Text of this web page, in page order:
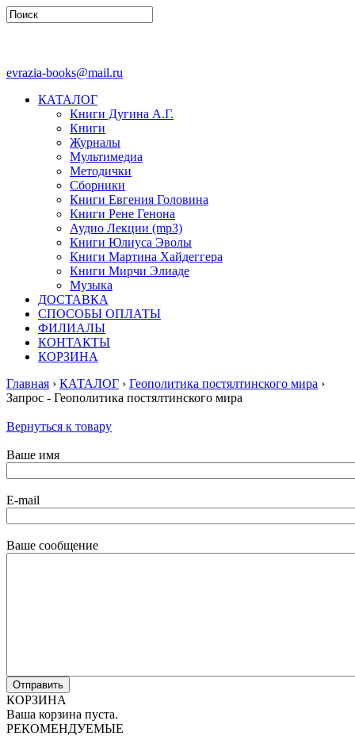
evrazia-books@mail.ru
КАТАЛОГ
Книги Дугина А.Г.
Книги
Журналы
Мультимедиа
Методички
Сборники
Книги Евгения Головина
Книги Рене Генона
Аудио Лекции (mp3)
Книги Юлиуса Эволы
Книги Мартина Хайдеггера
Книги Мирчи Элиаде
Музыка
ДОСТАВКА
СПОСОБЫ ОПЛАТЫ
ФИЛИАЛЫ
КОНТАКТЫ
КОРЗИНА
Главная › КАТАЛОГ › Геополитика постялтинского мира ›
Запрос - Геополитика постялтинского мира
Вернуться к товару
Ваше имя
E-mail
Ваше сообщение
КОРЗИНА
Ваша корзина пуста.
РЕКОМЕНДУЕМЫЕ